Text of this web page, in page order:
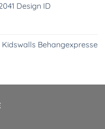
Design ID
Kidswalls Behangexpresse